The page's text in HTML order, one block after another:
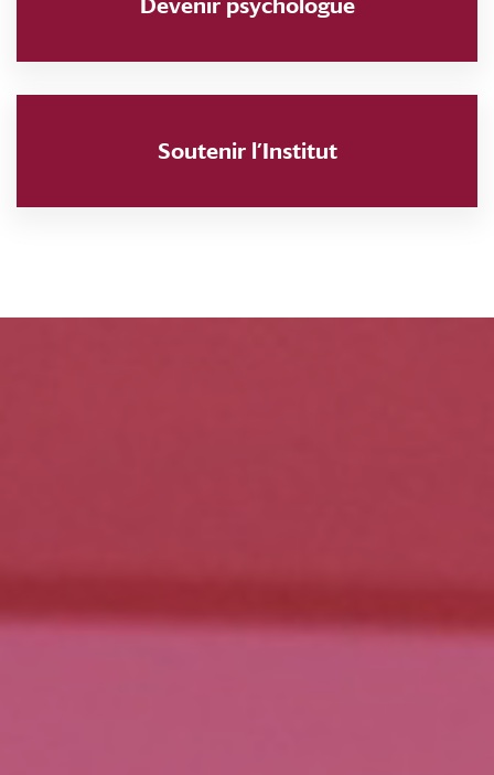
Devenir psychologue
Soutenir l’Institut